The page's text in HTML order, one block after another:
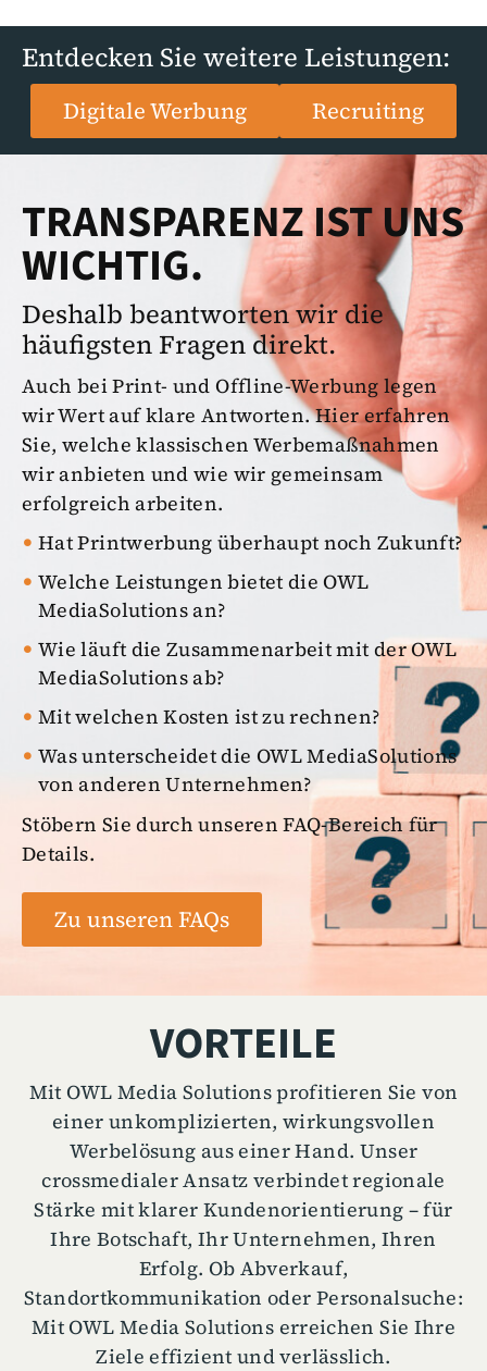
Entdecken Sie weitere Leistungen:
Digitale Werbung Recruiting
TRANSPARENZ IST UNS
WICHTIG.
Deshalb beantworten wir die
häufigsten Fragen direkt.
Auch bei Print- und Offline-Werbung legen
wir Wert auf klare Antworten. Hier erfahren
Sie, welche klassischen Werbemaßnahmen
wir anbieten und wie wir gemeinsam
erfolgreich arbeiten.
Hat Printwerbung überhaupt noch Zukunft?
Welche Leistungen bietet die OWL
MediaSolutions an?
Wie läuft die Zusammenarbeit mit der OWL
MediaSolutions ab?
Mit welchen Kosten ist zu rechnen?
Was unterscheidet die OWL MediaSolutions
von anderen Unternehmen?
Stöbern Sie durch unseren FAQ-Bereich für
Details.
Zu unseren FAQs
VORTEILE
Mit OWL Media Solutions profitieren Sie von
einer unkomplizierten, wirkungsvollen
Werbelösung aus einer Hand. Unser
crossmedialer Ansatz verbindet regionale
Stärke mit klarer Kundenorientierung – für
Ihre Botschaft, Ihr Unternehmen, Ihren
Erfolg. Ob Abverkauf,
Standortkommunikation oder Personalsuche:
Mit OWL Media Solutions erreichen Sie Ihre
Ziele effizient und verlässlich.